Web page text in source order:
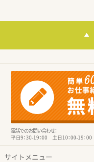
電話でのお問い合わせ：
平日9：30-19：00 土日10：00-19：00
サイトメニュー